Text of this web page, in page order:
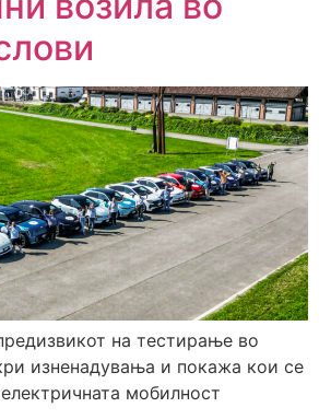
на тестирање во
изненадувања и покажа кои се
мобилност